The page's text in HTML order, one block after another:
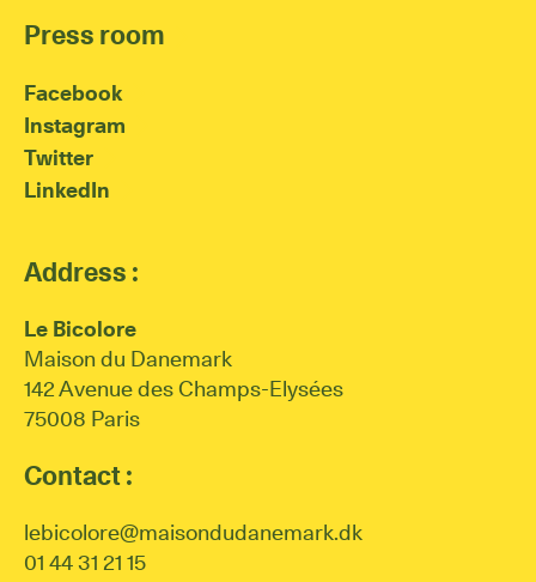
Press room
Facebook
Instagram
Twitter
LinkedIn
Address :
Le Bicolore
Maison du Danemark
142 Avenue des Champs-Elysées
75008 Paris
Contact :
lebicolore@maisondudanemark.dk
01 44 31 21 15